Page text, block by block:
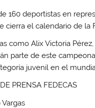
160 deportistas en
cierra el calendario de la
como Alix Victoria
parte de este
juvenil en el
PRENSA FEDECAS
Vargas